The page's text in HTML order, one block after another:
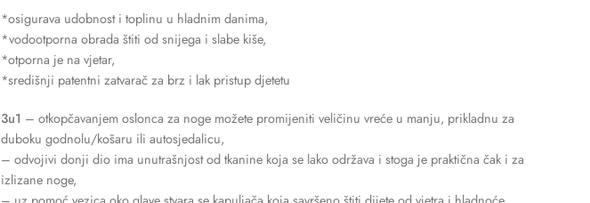
*osigurava udobnost i toplinu u hladnim danima,
*vodootporna obrada štiti od snijega i slabe kiše,
*otporna je na vjetar,
*središnji patentni zatvarač za brz i lak pristup djetetu
3u1 – otkopčavanjem oslonca za noge možete promijeniti veličinu vreće u manju, prikladnu za
duboku godnolu/košaru ili autosjedalicu,
– odvojivi donji dio ima unutrašnjost od tkanine koja se lako održava i stoga je praktična čak i za
izlizane noge,